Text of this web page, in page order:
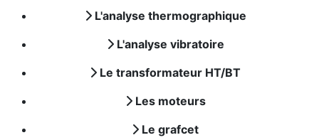
L'analyse thermographique
L'analyse vibratoire
Le transformateur HT/BT
Les moteurs
Le grafcet